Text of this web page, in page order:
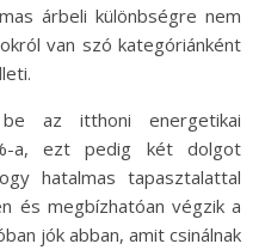
árbeli különbségre nem
van szó kategóriánként
az itthoni energetikai
a, ezt pedig két dolgot
hatalmas tapasztalattal
és megbízhatóan végzik a
jók abban, amit csinálnak